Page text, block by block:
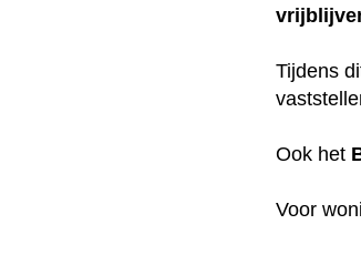
Tijdens
Ook het
Voor